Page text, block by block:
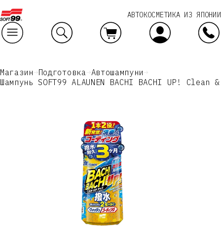
АВТОКОСМЕТИКА ИЗ ЯПОНИИ
Магазин Подготовка Автошампуни
Шампунь SOFT99 ALAUNEN BACHI BACHI UP! Clean
Ваш заказ